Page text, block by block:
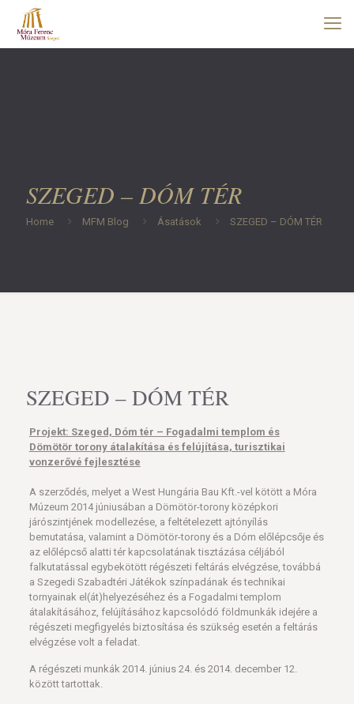
SZEGED – DÓM TÉR
Home MFM Blog Ásatások SZEGED – DÓM TÉR
SZEGED – DÓM TÉR
Projekt: Szeged, Dóm tér – Fogadalmi templom és
Dömötör torony átalakítása és felújítása, turisztikai
vonzerővé fejlesztése
A szerződés, melyet a West Hungária Bau Kft.-vel kötött a Móra
Múzeum 2014 júniusában a Dömötör-torony középkori
járószintjének modellezése, a feltételezett ajtónyílás
bemutatása, valamint a Dömötör-torony és a Dóm előlépcsője és
az előlépcső alatti tér kapcsolatának tisztázása céljából
falkutatással egybekötött régészeti feltárás elvégzése, továbbá
a Szegedi Szabadtéri Játékok színpadának és technikai
tornyainak el(át)helyezéséhez és a Fogadalmi templom
átalakításához, felújításához kapcsolódó földmunkák idejére a
régészeti megfigyelés biztosítása és szükség esetén a feltárás
elvégzése volt a feladat.
A régészeti munkák 2014. június 24. és 2014. december 12.
között tartottak.